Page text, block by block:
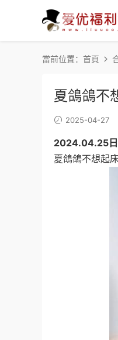
當前位置： 首頁
夏鴿鴿不
2025-04-27
2024.04.25日
夏鴿鴿不想起